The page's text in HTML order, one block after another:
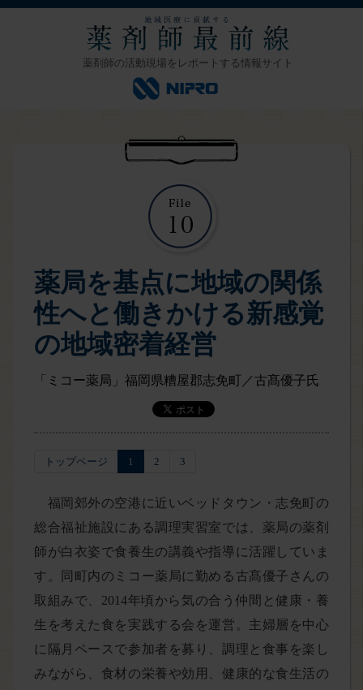
薬剤師の活動現場をレポートする情報サイト
薬局を基点に地域の関係
性へと働きかける新感覚
の地域密着経営
「ミコー薬局」福岡県糟屋郡志免町／古髙優子氏
トップページ 1 2 3
福岡郊外の空港に近いベッドタウン・志免町の
総合福祉施設にある調理実習室では、薬局の薬剤
師が白衣姿で食養生の講義や指導に活躍していま
す。同町内のミコー薬局に勤める古髙優子さんの
取組みで、2014年頃から気の合う仲間と健康・養
生を考えた食を実践する会を運営。主婦層を中心
に隔月ペースで参加者を募り、調理と食事を楽し
みながら、食材の栄養や効用、健康的な食生活の